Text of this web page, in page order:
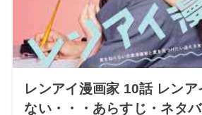
レンアイ漫画家 10話 レン
ない・・・あらすじ・ネタ